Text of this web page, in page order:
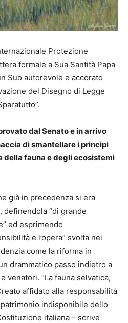
Protezione
formale a Sua Santità Papa
Suo autorevole e accorato
del Disegno di Legge
dal Senato e in arrivo
di smantellare i principi
fauna e degli ecosistemi
già in precedenza si era
“di grande
ed esprimendo
e l’opera” svolta nei
come la riforma in
drammatico passo indietro a
venatori. “La fauna selvatica,
affidato alla responsabilità
indisponibile dello
italiana – scrive